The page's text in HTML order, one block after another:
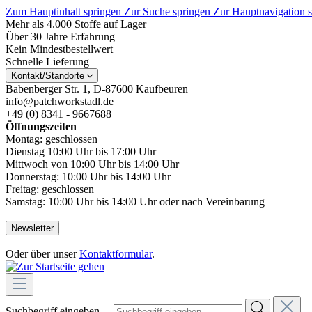
Zum Hauptinhalt springen Zur Suche springen Zur Hauptnavigation
Mehr als 4.000 Stoffe auf Lager
Über 30 Jahre Erfahrung
Kein Mindestbestellwert
Schnelle Lieferung
Kontakt/Standorte
Babenberger Str. 1, D-87600 Kaufbeuren
info@patchworkstadl.de
+49 (0) 8341 - 9667688
Öffnungszeiten
Montag: geschlossen
Dienstag 10:00 Uhr bis 17:00 Uhr
Mittwoch von 10:00 Uhr bis 14:00 Uhr
Donnerstag: 10:00 Uhr bis 14:00 Uhr
Freitag: geschlossen
Samstag: 10:00 Uhr bis 14:00 Uhr oder nach Vereinbarung
Newsletter
Oder über unserKontaktformular.